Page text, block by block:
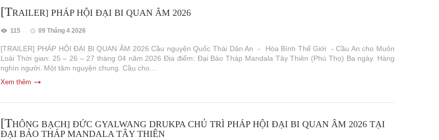
[TRAILER] PHÁP HỘI ĐẠI BI QUAN ÂM 2026
115 09 Tháng 4 2026
[TRAILER] PHÁP HỘI ĐẠI BI QUAN ÂM 2026 Cầu nguyện Quốc Thái Dân An - Hòa Bình Thế Giới - Cầu An cho Muôn
Loài Thời gian: 25 – 26 – 27 tháng 04 năm 2026 Địa điểm: Đại Bảo Tháp Mandala Tây Thiên (Phú Thọ) Ba ngày. Hàng
nghìn người. Một tâm nguyện chung. Cầu cho...
Xem thêm
[THÔNG BẠCH] ĐỨC GYALWANG DRUKPA CHỦ TRÌ PHÁP HỘI ĐẠI BI QUAN ÂM 2026 TẠI
ĐẠI BẢO THÁP MANDALA TÂY THIÊN